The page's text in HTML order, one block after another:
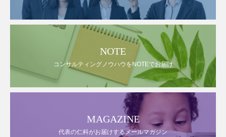
NOTE
コンサルティングノウハウをNOTEでお届け
MAGAZINE
代表の仁科がお届けするメールマガジン